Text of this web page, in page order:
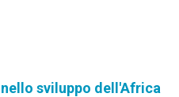
sviluppo dell'Africa